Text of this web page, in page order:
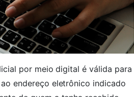
por meio digital é válida para
endereço eletrônico indicado